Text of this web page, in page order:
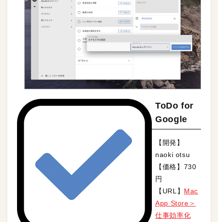
ToDo for
Google
【開発】
naoki otsu
【価格】730
円
【URL】 Mac
App Store＞
仕事効率化